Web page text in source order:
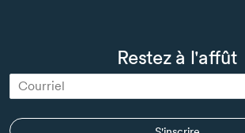
Restez à l'affût